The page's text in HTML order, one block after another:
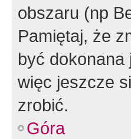
obszaru (np
Pamiętaj, że
być
więc jeszcze
zrobić.
Góra